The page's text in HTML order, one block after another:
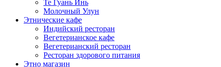
Те Гуань Инь
Молочный Улун
Этнические кафе
Индийский ресторан
Вегетерианское кафе
Вегетерианский ресторан
Ресторан здорового питания
Этно магазин